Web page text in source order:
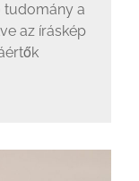
tudomány a
az íráskép